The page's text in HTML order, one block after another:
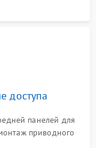
доступа
панелей для
приводного